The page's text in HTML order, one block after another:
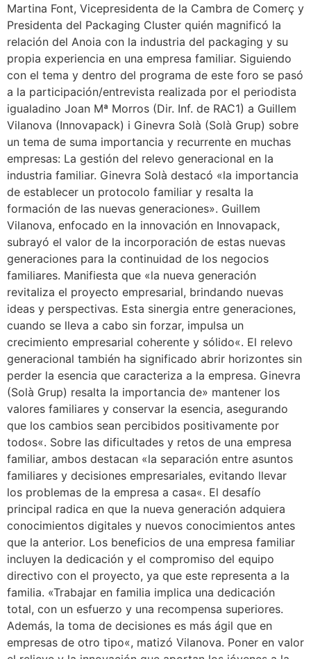
Martina Font, Vicepresidenta de la Cambra de Comerç y
Presidenta del Packaging Cluster quién magnificó la
relación del Anoia con la industria del packaging y su
propia experiencia en una empresa familiar. Siguiendo
con el tema y dentro del programa de este foro se pasó
a la participación/entrevista realizada por el periodista
igualadino Joan Mª Morros (Dir. Inf. de RAC1) a Guillem
Vilanova (Innovapack) i Ginevra Solà (Solà Grup) sobre
un tema de suma importancia y recurrente en muchas
empresas: La gestión del relevo generacional en la
industria familiar. Ginevra Solà destacó «la importancia
de establecer un protocolo familiar y resalta la
formación de las nuevas generaciones». Guillem
Vilanova, enfocado en la innovación en Innovapack,
subrayó el valor de la incorporación de estas nuevas
generaciones para la continuidad de los negocios
familiares. Manifiesta que «la nueva generación
revitaliza el proyecto empresarial, brindando nuevas
ideas y perspectivas. Esta sinergia entre generaciones,
cuando se lleva a cabo sin forzar, impulsa un
crecimiento empresarial coherente y sólido«. El relevo
generacional también ha significado abrir horizontes sin
perder la esencia que caracteriza a la empresa. Ginevra
(Solà Grup) resalta la importancia de» mantener los
valores familiares y conservar la esencia, asegurando
que los cambios sean percibidos positivamente por
todos«. Sobre las dificultades y retos de una empresa
familiar, ambos destacan «la separación entre asuntos
familiares y decisiones empresariales, evitando llevar
los problemas de la empresa a casa«. El desafío
principal radica en que la nueva generación adquiera
conocimientos digitales y nuevos conocimientos antes
que la anterior. Los beneficios de una empresa familiar
incluyen la dedicación y el compromiso del equipo
directivo con el proyecto, ya que este representa a la
familia. «Trabajar en familia implica una dedicación
total, con un esfuerzo y una recompensa superiores.
Además, la toma de decisiones es más ágil que en
empresas de otro tipo«, matizó Vilanova. Poner en valor